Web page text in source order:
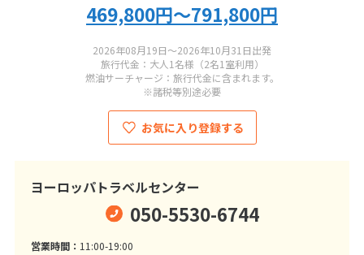
469,800円～791,800円
2026年08月19日～2026年10月31日出発
旅行代金：大人1名様（2名1室利用）
燃油サーチャージ：旅行代金に含まれます。
※諸税等別途必要
お気に入り登録する
ヨーロッパトラベルセンター
050-5530-6744
営業時間： 11:00-19:00